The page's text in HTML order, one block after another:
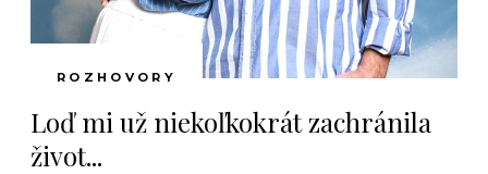
ROZHOVORY
Loď mi už niekoľkokrát zachránila
život...